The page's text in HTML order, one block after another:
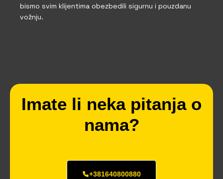
bismo svim klijentima obezbedili sigurnu i pouzdanu
vožnju.
Imate li neka pitanja o
nama?
+381640800880